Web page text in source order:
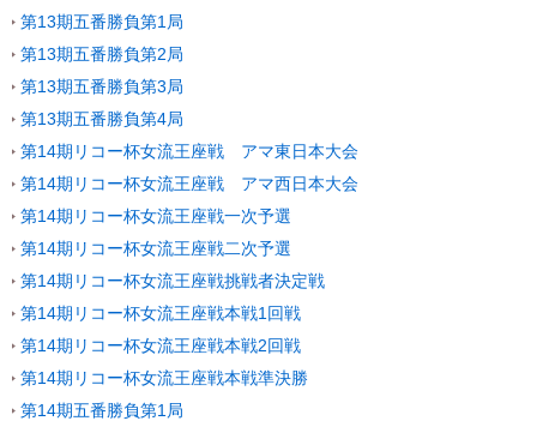
第13期五番勝負第1局
第13期五番勝負第2局
第13期五番勝負第3局
第13期五番勝負第4局
第14期リコー杯女流王座戦 アマ東日本大会
第14期リコー杯女流王座戦 アマ西日本大会
第14期リコー杯女流王座戦一次予選
第14期リコー杯女流王座戦二次予選
第14期リコー杯女流王座戦挑戦者決定戦
第14期リコー杯女流王座戦本戦1回戦
第14期リコー杯女流王座戦本戦2回戦
第14期リコー杯女流王座戦本戦準決勝
第14期五番勝負第1局